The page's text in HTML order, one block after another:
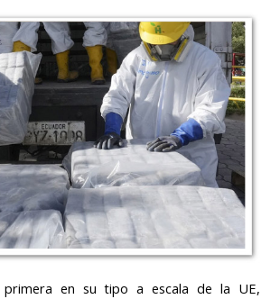
primera en su tipo a escala de la UE,